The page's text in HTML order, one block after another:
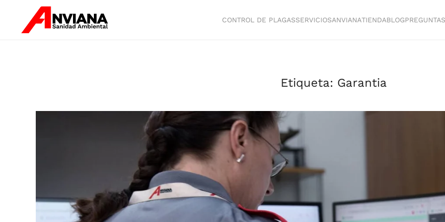
Skip to main content
CONTROL DE PLAGASSERVICIOSANVIANATIENDABLOGPREGUNTAS
Etiqueta: Garantia